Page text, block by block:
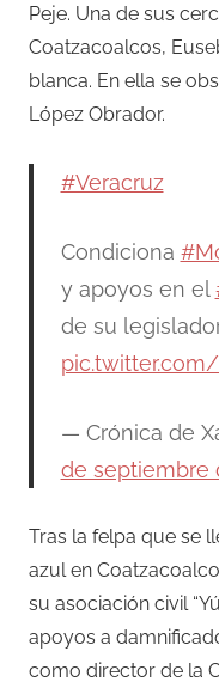
Peje. Una de sus
Coatzacoalcos,
blanca. En ella se
López Obrador.
#Veracruz
Condiciona
y apoyos en el
de su
pic.twitter.com/
— Crónica de
de septiembre
Tras la felpa que se
azul en
su asociación civil
apoyos a
como director de la